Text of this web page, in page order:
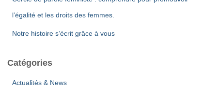
l’égalité et les droits des femmes.
Notre histoire s’écrit grâce à vous
Catégories
Actualités & News